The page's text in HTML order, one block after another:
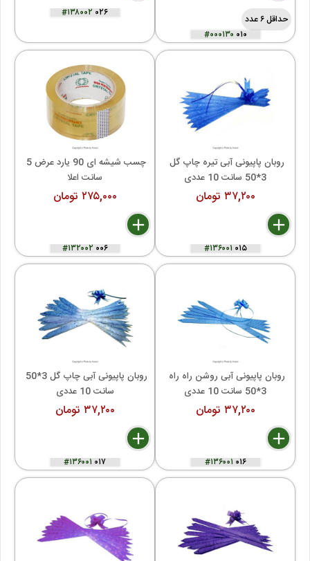
#۱۳۸۰۰۲۰۲۶
حداقل ۶ عدد
#۰۰۰۱۳۰ ۰۱۰
سانت اعلا
۲۷۵,۰۰۰ تومان
delete
remove
add
#۱۳۲۰۰۲۰۰۶
3*50 سانت 10 عددی
۳۷,۲۰۰ تومان
delete
remove
add
#۱۳۶۰۰۱۰۱۵
سانت 10 عددی
۳۷,۲۰۰ تومان
delete
remove
add
#۱۳۶۰۰۱۰۱۷
3*50 سانت 10 عددی
۳۷,۲۰۰ تومان
delete
remove
add
#۱۳۶۰۰۱۰۱۶